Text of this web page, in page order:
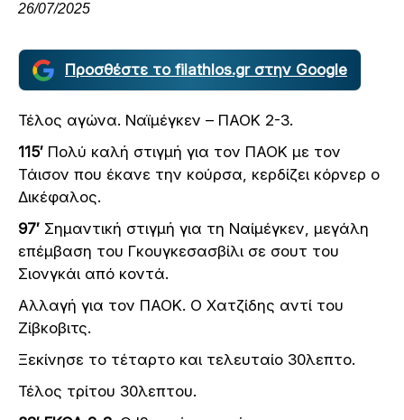
26/07/2025
Προσθέστε το filathlos.gr στην Google
Τέλος αγώνα. Ναϊμέγκεν – ΠΑΟΚ 2-3.
115′ Πολύ καλή στιγμή για τον ΠΑΟΚ με τον
Τάισον που έκανε την κούρσα, κερδίζει κόρνερ ο
Δικέφαλος.
97′ Σημαντική στιγμή για τη Ναίμέγκεν, μεγάλη
επέμβαση του Γκουγκεσασβίλι σε σουτ του
Σιονγκάι από κοντά.
Αλλαγή για τον ΠΑΟΚ. Ο Χατζίδης αντί του
Ζίβκοβιτς.
Ξεκίνησε το τέταρτο και τελευταίο 30λεπτο.
Τέλος τρίτου 30λεπτου.